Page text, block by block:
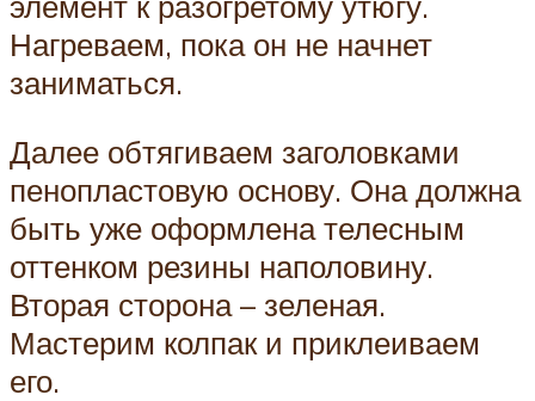
Нагреваем, пока он не начнет
заниматься.
Далее обтягиваем заголовками
пенопластовую основу. Она должна
быть уже оформлена телесным
оттенком резины наполовину.
Вторая сторона – зеленая.
Мастерим колпак и приклеиваем
его.